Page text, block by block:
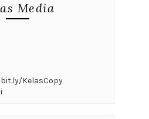
Media
KelasCopy